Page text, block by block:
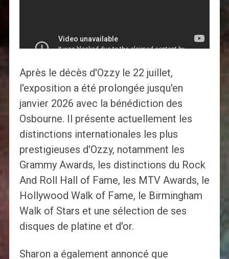
Après le décès d'Ozzy le 22 juillet,
l'exposition a été prolongée jusqu'en
janvier 2026 avec la bénédiction des
Osbourne. Il présente actuellement les
distinctions internationales les plus
prestigieuses d'Ozzy, notamment les
Grammy Awards, les distinctions du Rock
And Roll Hall of Fame, les MTV Awards, le
Hollywood Walk of Fame, le Birmingham
Walk of Stars et une sélection de ses
disques de platine et d'or.
Sharon a également annoncé que